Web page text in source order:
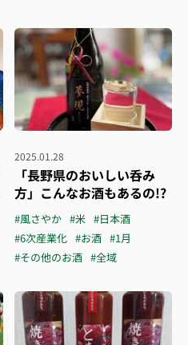
2025.01.28
「長野県のおいしい呑み
方」こんなお酒もあるの!?
#風さやか #米 #日本酒
#6次産業化 #お酒 #1月
#その他のお酒 #全域